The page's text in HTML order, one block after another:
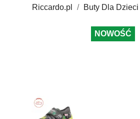
Riccardo.pl Buty Dla Dzieci
NOWOŚĆ